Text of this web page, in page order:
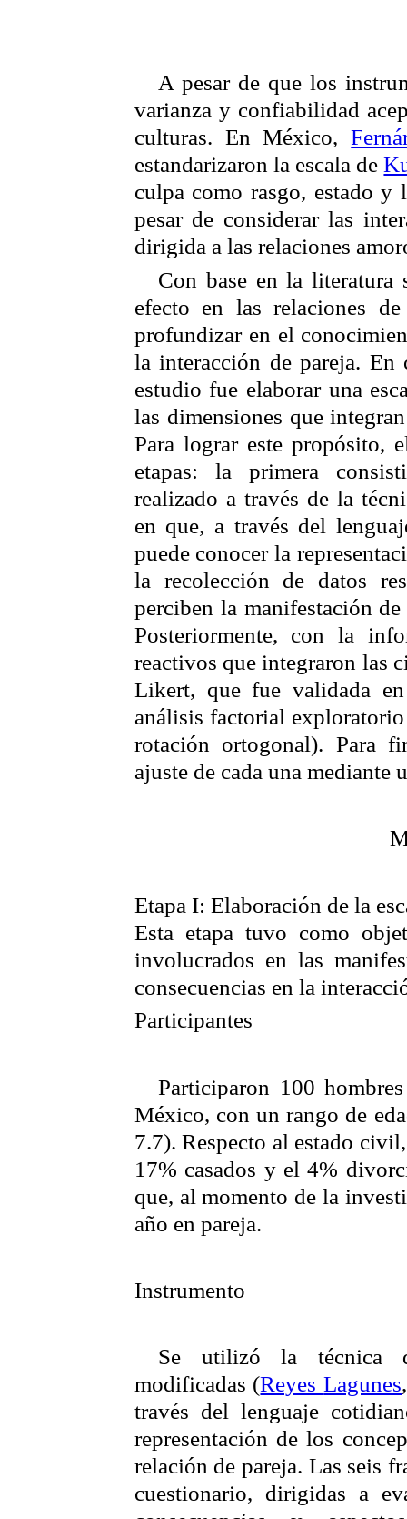
A pesar de que los
varianza y confiabilidad
culturas. En México,
estandarizaron la escala de
culpa como rasgo, estado y
pesar de considerar las
dirigida a las relaciones
Con base en la literatura
efecto en las relaciones
profundizar en el
la interacción de pareja. En
estudio fue elaborar una
las dimensiones que
Para lograr este propósito,
etapas: la primera
realizado a través de la
en que, a través del
puede conocer la
la recolección de datos
perciben la manifestación
Posteriormente, con la
reactivos que integraron las
Likert, que fue validada
análisis factorial
rotación ortogonal). Para
ajuste de cada una
Etapa I: Elaboración de la
Esta etapa tuvo como
involucrados en las
consecuencias en la
Participantes
Participaron 100
México, con un rango de
7.7). Respecto al estado
17% casados y el 4%
que, al momento de la
año en pareja.
Instrumento
Se utilizó la técnica
modificadas (ReyesLagunes
través del lenguaje
representación de los
relación de pareja. Las seis
cuestionario, dirigidas a